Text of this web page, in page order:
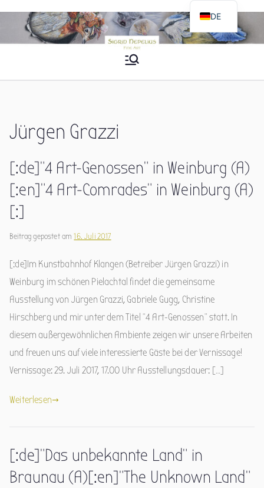
springen
Sigrid Nepelius
Fine Art
Jürgen Grazzi
[:de]”4 Art-Genossen” in Weinburg (A)
[:en]”4 Art-Comrades” in Weinburg (A)
[:]
Beitrag gepostet am16. Juli 2017
[:de]Im Kunstbahnhof Klangen (Betreiber Jürgen Grazzi) in
Weinburg im schönen Pielachtal findet die gemeinsame
Ausstellung von Jürgen Grazzi, Gabriele Gugg, Christine
Hirschberg und mir unter dem Titel “4 Art-Genossen” statt. In
diesem außergewöhnlichen Ambiente zeigen wir unsere Arbeiten
und freuen uns auf viele interessierte Gäste bei der Vernissage!
Vernissage: 29. Juli 2017, 17.00 Uhr Ausstellungsdauer: […]
Weiterlesen
[:de]”Das unbekannte Land” in
Braunau (A)[:en]”The Unknown Land”
DE
EN